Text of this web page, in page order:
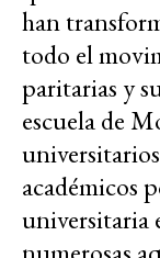
han
todo el
paritarias y
escuela de
académicos
universitaria